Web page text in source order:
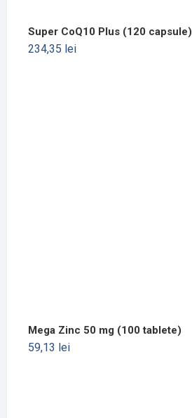
Super CoQ10 Plus (120 capsule)
234,35 lei
Mega Zinc 50 mg (100 tablete)
59,13 lei